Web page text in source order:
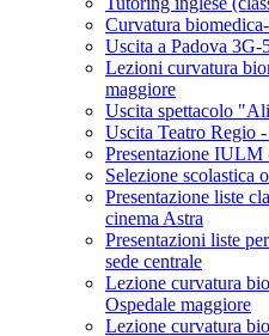
Curvatura
Uscita a Padova
Lezioni curvatura
maggiore
Uscita spettacolo
Uscita Teatro Regio -
Presentazione IULM
Selezione scolastica
Presentazione liste
cinema Astra
Presentazioni liste
sede centrale
Lezione curvatura
Ospedale maggiore
Lezione curvatura